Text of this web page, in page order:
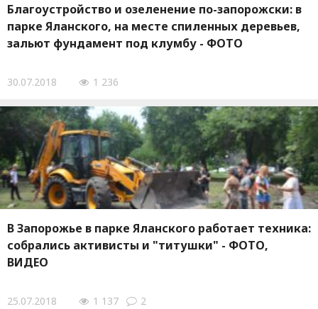
Благоустройство и озеленение по-запорожски: в
парке Яланского, на месте спиленных деревьев,
зальют фундамент под клумбу - ФОТО
30.07.2018 1 236
В Запорожье в парке Яланского работает техника:
собрались активисты и "титушки" - ФОТО,
ВИДЕО
25.07.2018 1 137 2